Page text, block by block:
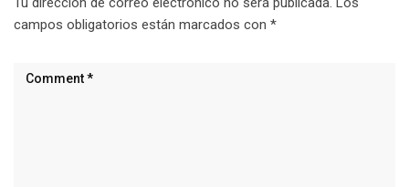
campos obligatorios están marcados con *